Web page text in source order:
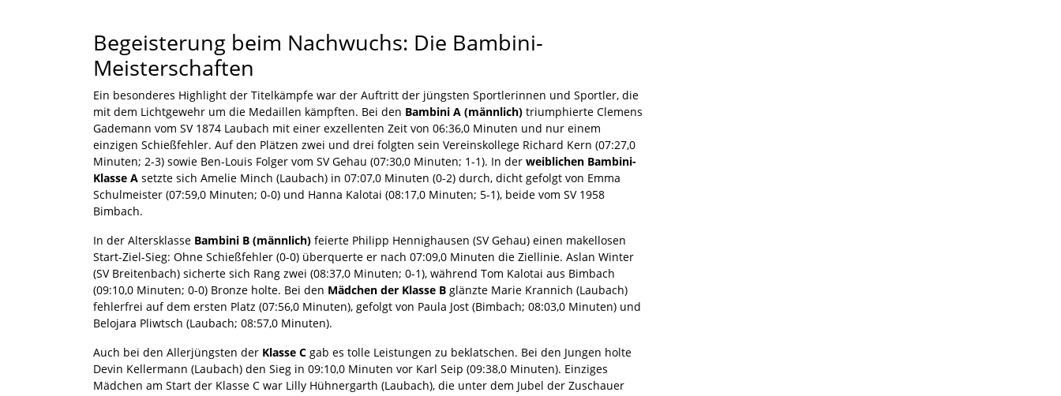
Begeisterung beim Nachwuchs: Die Bambini-
Meisterschaften
Ein besonderes Highlight der Titelkämpfe war der Auftritt der jüngsten Sportlerinnen und Sportler, die
mit dem Lichtgewehr um die Medaillen kämpften. Bei den Bambini A (männlich) triumphierte Clemens
Gademann vom SV 1874 Laubach mit einer exzellenten Zeit von 06:36,0 Minuten und nur einem
einzigen Schießfehler. Auf den Plätzen zwei und drei folgten sein Vereinskollege Richard Kern (07:27,0
Minuten; 2-3) sowie Ben-Louis Folger vom SV Gehau (07:30,0 Minuten; 1-1). In der weiblichen Bambini-
Klasse A setzte sich Amelie Minch (Laubach) in 07:07,0 Minuten (0-2) durch, dicht gefolgt von Emma
Schulmeister (07:59,0 Minuten; 0-0) und Hanna Kalotai (08:17,0 Minuten; 5-1), beide vom SV 1958
Bimbach.
In der Altersklasse Bambini B (männlich) feierte Philipp Hennighausen (SV Gehau) einen makellosen
Start-Ziel-Sieg: Ohne Schießfehler (0-0) überquerte er nach 07:09,0 Minuten die Ziellinie. Aslan Winter
(SV Breitenbach) sicherte sich Rang zwei (08:37,0 Minuten; 0-1), während Tom Kalotai aus Bimbach
(09:10,0 Minuten; 0-0) Bronze holte. Bei den Mädchen der Klasse B glänzte Marie Krannich (Laubach)
fehlerfrei auf dem ersten Platz (07:56,0 Minuten), gefolgt von Paula Jost (Bimbach; 08:03,0 Minuten) und
Belojara Pliwtsch (Laubach; 08:57,0 Minuten).
Auch bei den Allerjüngsten der Klasse C gab es tolle Leistungen zu beklatschen. Bei den Jungen holte
Devin Kellermann (Laubach) den Sieg in 09:10,0 Minuten vor Karl Seip (09:38,0 Minuten). Einziges
Mädchen am Start der Klasse C war Lilly Hühnergarth (Laubach), die unter dem Jubel der Zuschauer